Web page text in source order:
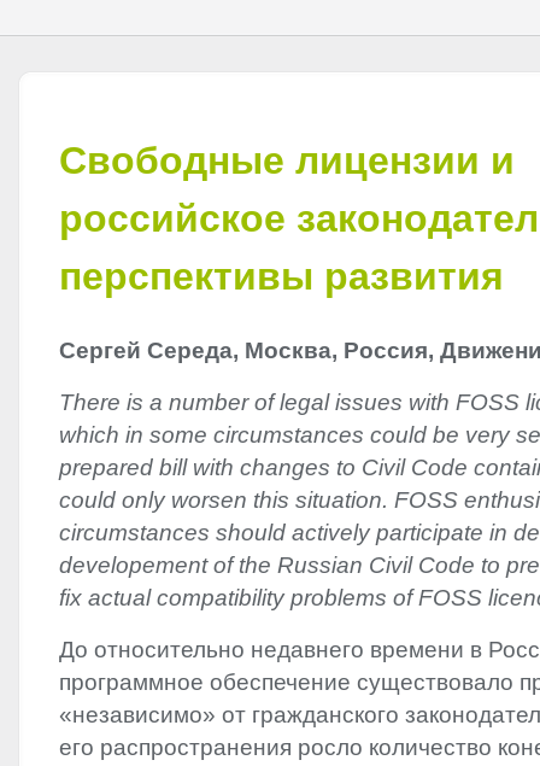
Свободные лицензии и
российское
перспективы развития
Сергей Середа, Москва, Россия,
There is a number of legal issues with FOSS
which in some circumstances could be very
prepared bill with changes to Civil Code
could only worsen this situation. FOSS
circumstances should actively participate in
developement of the Russian Civil Code to
fix actual compatibility problems ofFOSS
До относительно недавнего времени в
программное обеспечение существовало
«независимо» от гражданского
его распространения росло количество